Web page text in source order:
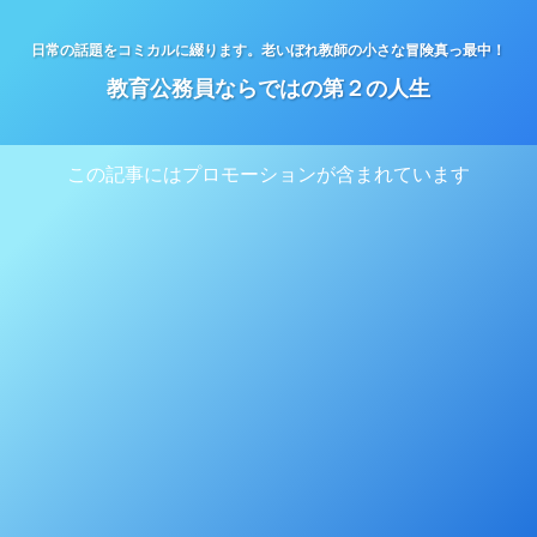
日常の話題をコミカルに綴ります。老いぼれ教師の小さな冒険真っ最中！
教育公務員ならではの第２の人生
この記事にはプロモーションが含まれています